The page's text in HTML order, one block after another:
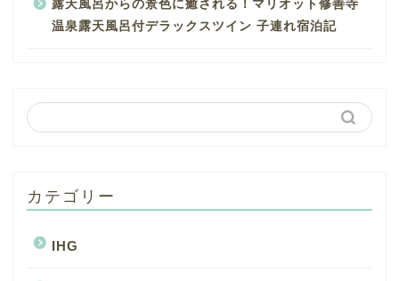
露天風呂からの景色に癒される！マリオット修善寺
温泉露天風呂付デラックスツイン 子連れ宿泊記
カテゴリー
IHG